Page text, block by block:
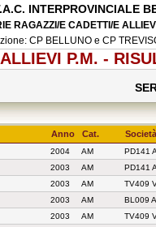
INTERPROVINCIALE
RAGAZZI/E CADETTI/E
CP BELLUNO e CP
P.M. -
Anno Cat. Società
2004 AM
PD141
2003 AM
PD141
2003 AM
TV409
2003 AM
BL009
2003 AM
TV409